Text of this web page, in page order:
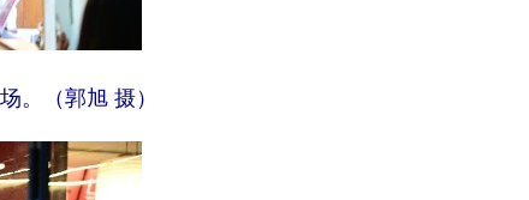
。（郭旭 摄）